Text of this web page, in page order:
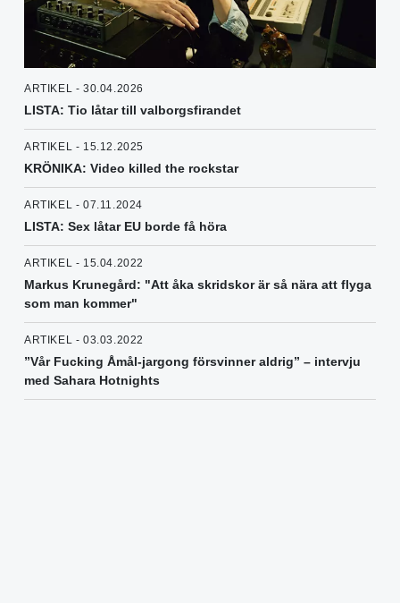
ARTIKEL - 30.04.2026
LISTA: Tio låtar till valborgsfirandet
ARTIKEL - 15.12.2025
KRÖNIKA: Video killed the rockstar
ARTIKEL - 07.11.2024
LISTA: Sex låtar EU borde få höra
ARTIKEL - 15.04.2022
Markus Krunegård: "Att åka skridskor är så nära att flyga
som man kommer"
ARTIKEL - 03.03.2022
”Vår Fucking Åmål-jargong försvinner aldrig” – intervju
med Sahara Hotnights